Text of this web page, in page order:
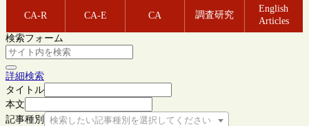
CA-R CA-E CA 調査研究
English
Articles
検索フォーム
詳細検索
タイトル
本文
記事種別
検索したい記事種別を選択してください